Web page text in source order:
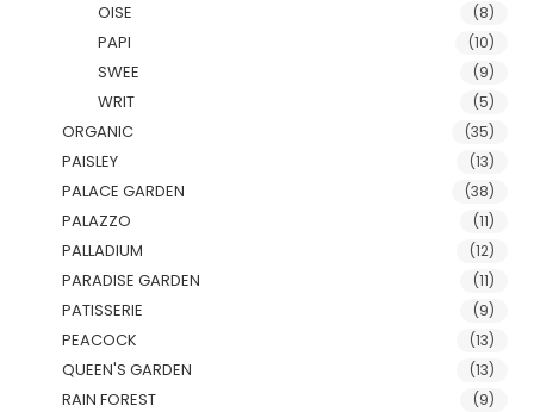
OISE (8)
PAPI (10)
SWEE (9)
WRIT (5)
ORGANIC (35)
PAISLEY (13)
PALACE GARDEN (38)
PALAZZO (11)
PALLADIUM (12)
PARADISE GARDEN (11)
PATISSERIE (9)
PEACOCK (13)
QUEEN'S GARDEN (13)
RAIN FOREST (9)